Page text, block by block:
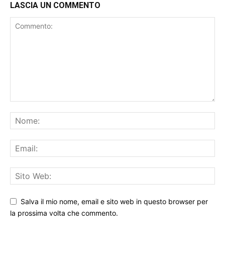
LASCIA UN COMMENTO
Salva il mio nome, email e sito web in questo browser per
la prossima volta che commento.